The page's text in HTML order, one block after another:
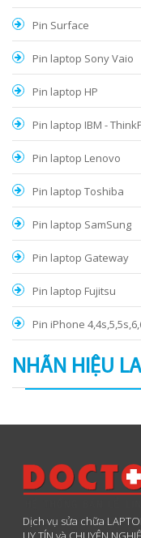
Pin Surface
Pin laptop Sony Vaio
Pin laptop HP
Pin laptop IBM -
Pin laptop Lenovo
Pin laptop Toshiba
Pin laptop SamSung
Pin laptop Gateway
Pin laptop Fujitsu
Pin iPhone
NHÃN HIỆU
Dịch vụ sửa chữa